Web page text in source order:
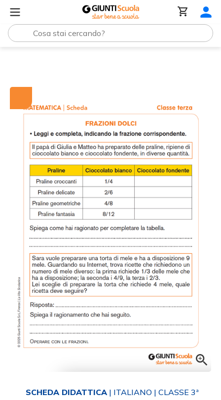
SCHEDA DIDATTICA | ITALIANO | CLASSE 3ª